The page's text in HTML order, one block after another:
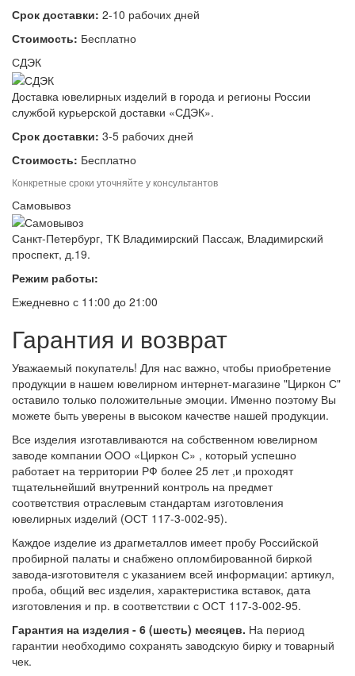
Срок доставки: 2-10 рабочих дней
Стоимость: Бесплатно
СДЭК
Доставка ювелирных изделий в города и регионы России
службой курьерской доставки «СДЭК».
Срок доставки: 3-5 рабочих дней
Стоимость: Бесплатно
Конкретные сроки уточняйте у консультантов
Самовывоз
Санкт-Петербург, ТК Владимирский Пассаж, Владимирский
проспект, д.19.
Режим работы:
Ежедневно с 11:00 до 21:00
Гарантия и возврат
Уважаемый покупатель! Для нас важно, чтобы приобретение
продукции в нашем ювелирном интернет-магазине "Циркон С"
оставило только положительные эмоции. Именно поэтому Вы
можете быть уверены в высоком качестве нашей продукции.
Все изделия изготавливаются на собственном ювелирном
заводе компании ООО «Циркон С» , который успешно
работает на территории РФ более 25 лет ,и проходят
тщательнейший внутренний контроль на предмет
соответствия отраслевым стандартам изготовления
ювелирных изделий (ОСТ 117-3-002-95).
Каждое изделие из драгметаллов имеет пробу Российской
пробирной палаты и снабжено опломбированной биркой
завода-изготовителя с указанием всей информации: артикул,
проба, общий вес изделия, характеристика вставок, дата
изготовления и пр. в соответствии с ОСТ 117-3-002-95.
Гарантия на изделия - 6 (шесть) месяцев. На период
гарантии необходимо сохранять заводскую бирку и товарный
чек.